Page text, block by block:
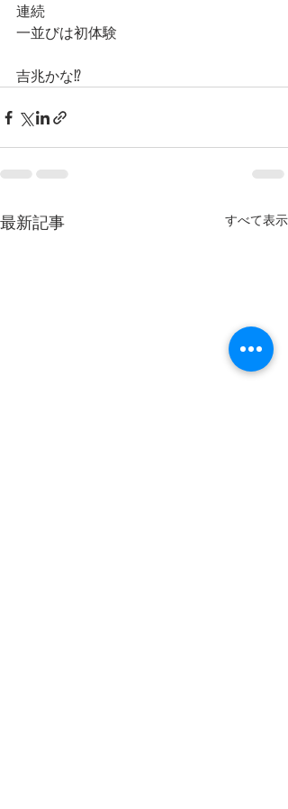
連続
一並びは初体験
吉兆かな⁉️
最新記事 すべて表示